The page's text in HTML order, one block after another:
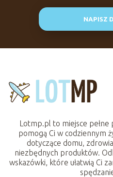
NAPISZ
Lotmp.pl to miejsce
pomogą Ci w codziennym
dotyczące domu,
niezbędnych produktów.
wskazówki, które ułatwią Ci